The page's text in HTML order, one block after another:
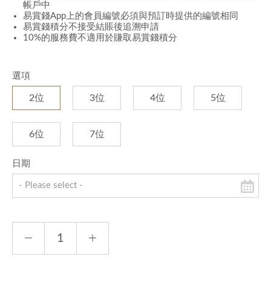
帳戶中
易賞錢App上的會員編號必須與預訂時提供的編號相同
易賞錢積分不接受結賬後追溯申請
10%的服務費不適用於賺取易賞錢積分
選項
2位 3位 4位 5位
6位 7位
日期